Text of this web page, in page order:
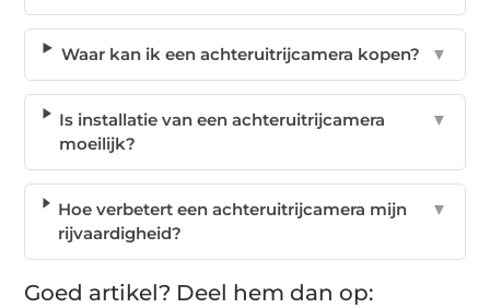
Waar kan ik een achteruitrijcamera kopen? ▼
Is installatie van een achteruitrijcamera
moeilijk?
▼
Hoe verbetert een achteruitrijcamera mijn
rijvaardigheid?
▼
Goed artikel? Deel hem dan op: